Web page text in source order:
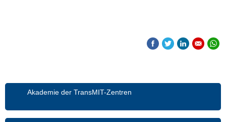
Akademie der TransMIT-Zentren